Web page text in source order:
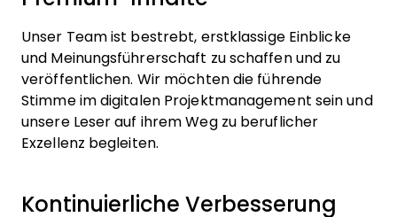
Unser Team ist bestrebt, erstklassige Einblicke
und Meinungsführerschaft zu schaffen und zu
veröffentlichen. Wir möchten die führende
Stimme im digitalen Projektmanagement sein und
unsere Leser auf ihrem Weg zu beruflicher
Exzellenz begleiten.
Kontinuierliche Verbesserung